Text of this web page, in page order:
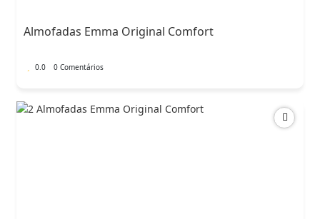
71,00 €.
60,35 €.
Almofadas Emma Original Comfort
0.0 0 Comentários